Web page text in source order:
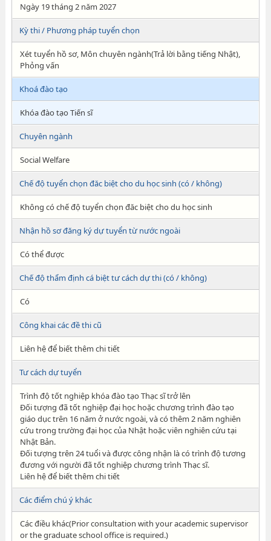
Ngày 19 tháng 2 năm 2027
Kỳ thi / Phương pháp tuyển chọn
Xét tuyển hồ sơ, Môn chuyên ngành(Trả lời bằng tiếng Nhật),
Phỏng vấn
Khoá đào tạo
Khóa đào tạo Tiến sĩ
Chuyên ngành
Social Welfare
Chế độ tuyển chọn đăc biệt cho du học sinh (có / không)
Không có chế độ tuyển chọn đăc biệt cho du học sinh
Nhận hồ sơ đăng ký dự tuyển từ nước ngoài
Có thể được
Chế độ thẩm định cá biệt tư cách dự thi (có / không)
Có
Công khai các đề thi cũ
Liên hệ để biết thêm chi tiết
Tư cách dự tuyển
Trình độ tốt nghiệp khóa đào tạo Thạc sĩ trở lên
Đối tượng đã tốt nghiệp đại học hoặc chương trình đào tạo
giáo dục trên 16 năm ở nước ngoài, và có thêm 2 năm nghiên
cứu trong trường đại học của Nhật hoặc viên nghiên cứu tại
Nhật Bản.
Đối tượng trên 24 tuổi và được công nhận là có trình độ tương
đương với người đã tốt nghiệp chương trình Thạc sĩ.
Liên hệ để biết thêm chi tiết
Các điểm chú ý khác
Các điều khác(Prior consultation with your academic supervisor
or the graduate school office is required.)